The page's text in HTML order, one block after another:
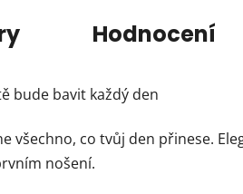
Hodnocení
bude bavit každý den
všechno, co tvůj den přinese.
nošení.